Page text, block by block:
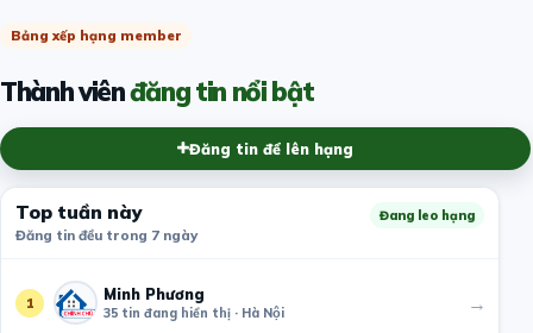
Bảng xếp hạng member
Thành viênđăng tin nổi bật
Đăng tin để lên hạng
Top tuần này
Đăng tin đều trong 7 ngày
Đang leo hạng
1 Minh Phương
35 tin đang hiển thị · Hà Nội →